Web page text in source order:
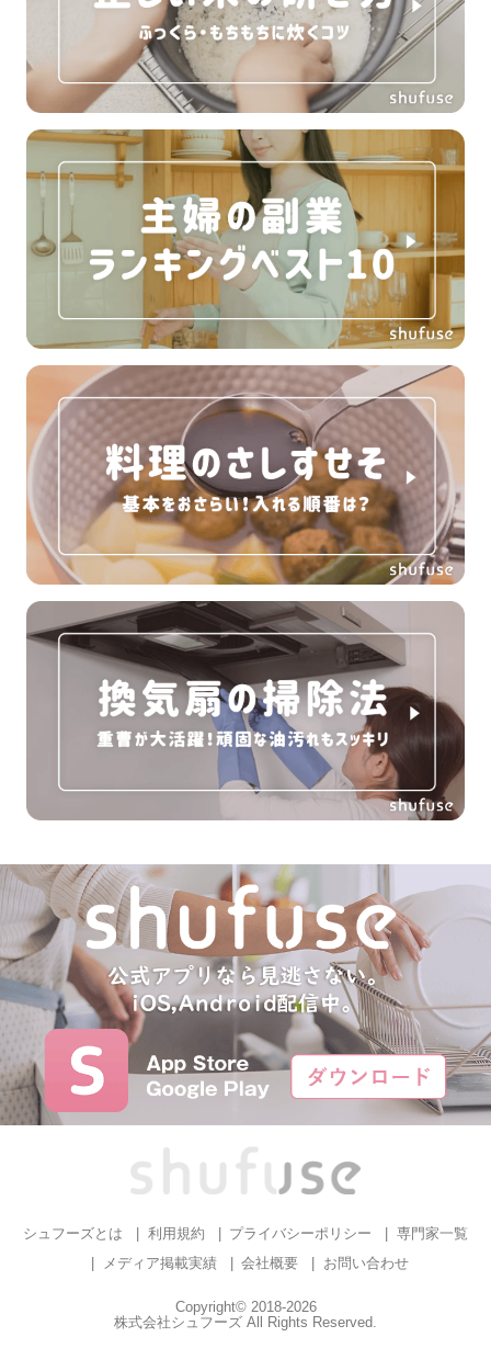
シュフーズとは 利用規約 プライバシーポリシー
専門家一覧
メディア掲載実績
会社概要 お問い合わせ
Copyright© 2018-2026
株式会社シュフーズ All Rights Reserved.